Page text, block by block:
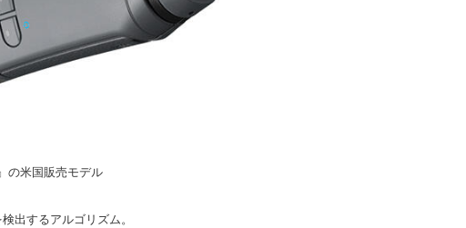
の米国販売モデル
出するアルゴリズム。